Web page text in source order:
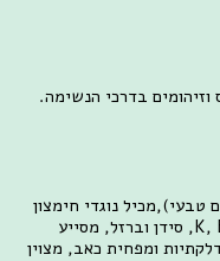
בדרכי הנשימה.
טבעי),מכיל נוגדי חימצון
טבעי (כמו בתה ירוק),מכיל ויטמינים K, E, B6, סידן וברזל, מסייע
ומפחית כאב, מצוין